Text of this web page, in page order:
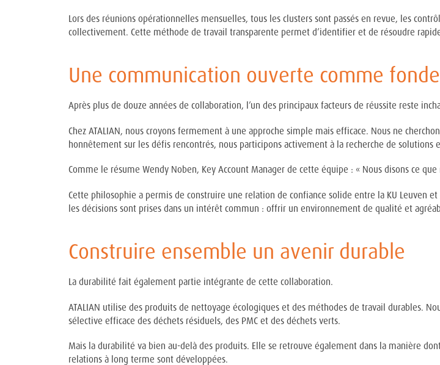
Lors des réunions opérationnelles mensuelles, tous les clusters sont passés en revue, les
collectivement. Cette méthode de travail transparente permet d’identifier et de résoudre
Une communication ouverte comme
Après plus de douze années de collaboration, l’un des principaux facteurs de réussite reste
Chez ATALIAN, nous croyons fermement à une approche simple mais efficace. Nous ne
honnêtement sur les défis rencontrés, nous participons activement à la recherche de solutions
Comme le résume Wendy Noben, Key Account Manager de cette équipe : « Nous disons ce
Cette philosophie a permis de construire une relation de confiance solide entre la KU Leuven
les décisions sont prises dans un intérêt commun : offrir un environnement de qualité et
Construire ensemble un avenir durable
La durabilité fait également partie intégrante de cette collaboration.
ATALIAN utilise des produits de nettoyage écologiques et des méthodes de travail durables.
sélective efficace des déchets résiduels, des PMC et des déchets verts.
Mais la durabilité va bien au-delà des produits. Elle se retrouve également dans la manière
relations à long terme sont développées.